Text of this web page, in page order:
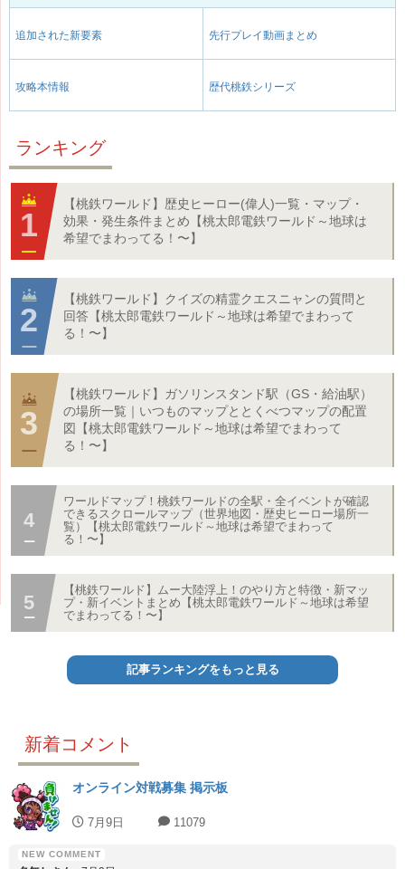
追加された新要素 先行プレイ動画まとめ
攻略本情報 歴代桃鉄シリーズ
ランキング
【桃鉄ワールド】歴史ヒーロー(偉人)一覧・マップ・
効果・発生条件まとめ【桃太郎電鉄ワールド～地球は
希望でまわってる！〜】
【桃鉄ワールド】クイズの精霊クエスニャンの質問と
回答【桃太郎電鉄ワールド～地球は希望でまわって
る！〜】
【桃鉄ワールド】ガソリンスタンド駅（GS・給油駅）
の場所一覧｜いつものマップととくべつマップの配置
図【桃太郎電鉄ワールド～地球は希望でまわって
る！〜】
ワールドマップ！桃鉄ワールドの全駅・全イベントが確認
できるスクロールマップ（世界地図・歴史ヒーロー場所一
覧）【桃太郎電鉄ワールド～地球は希望でまわって
る！〜】
【桃鉄ワールド】ムー大陸浮上！のやり方と特徴・新マッ
プ・新イベントまとめ【桃太郎電鉄ワールド～地球は希望
でまわってる！〜】
記事ランキングをもっと見る
新着コメント
オンライン対戦募集 掲示板
7月9日 11079